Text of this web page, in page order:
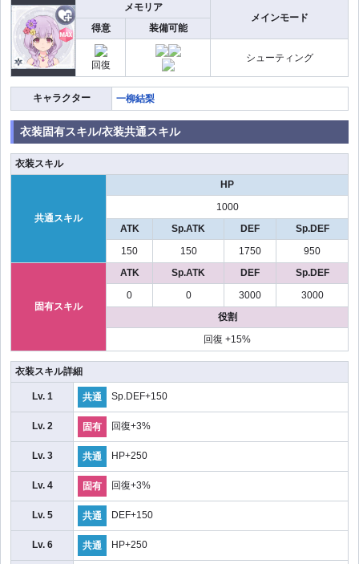
メモリア
メインモード
得意
装備可能
回復
シューティング
キャラクター 一柳結梨
衣装固有スキル/衣装共通スキル
衣装スキル
共通スキル
HP
1000
ATK
Sp.ATK DEF
Sp.DEF
150
150 1750 950
固有スキル
ATK Sp.ATK DEF
Sp.DEF
0
0 3000
3000
役割
回復 +15%
衣装スキル詳細
Lv. 1 共通 Sp.DEF+150
Lv. 2 固有 回復+3%
Lv. 3 共通 HP+250
Lv. 4 固有 回復+3%
Lv. 5 共通 DEF+150
Lv. 6 共通 HP+250